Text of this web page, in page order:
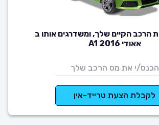
הרכב הקיים שלך, ומשדרגים אותו ב
אאודי A1 2016
לקבלת הצעת טרייד-אין